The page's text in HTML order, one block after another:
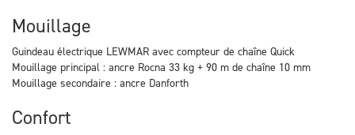
Mouillage
Guindeau électrique LEWMAR avec compteur de chaîne Quick
Mouillage principal : ancre Rocna 33 kg + 90 m de chaîne 10 mm
Mouillage secondaire : ancre Danforth
Confort